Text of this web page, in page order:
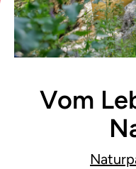
Vom